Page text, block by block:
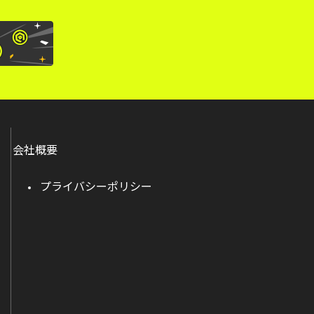
会社概要
プライバシーポリシー